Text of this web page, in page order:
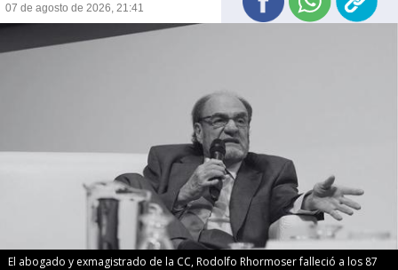
07 de agosto de 2026, 21:41
El abogado y exmagistrado de la CC, Rodolfo Rhormoser falleció a los 87